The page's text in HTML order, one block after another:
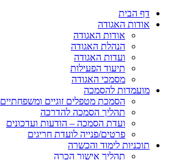
דף הבית
אודות האגודה
אודות האגודה
הנהלת האגודה
ועדות האגודה
תיעוד הפעילות
מסמכי האגודה
מועמדות להסמכה
הסמכת מטפלים זוגיים ומשפחתיים
תהליך הסמכה להדרכה
ועדת הסמכה – הודעות ועדכונים
פרטים/פנייה לועדת חריגים
תוכניות לימוד והכשרה
תהליך אישור הכרה